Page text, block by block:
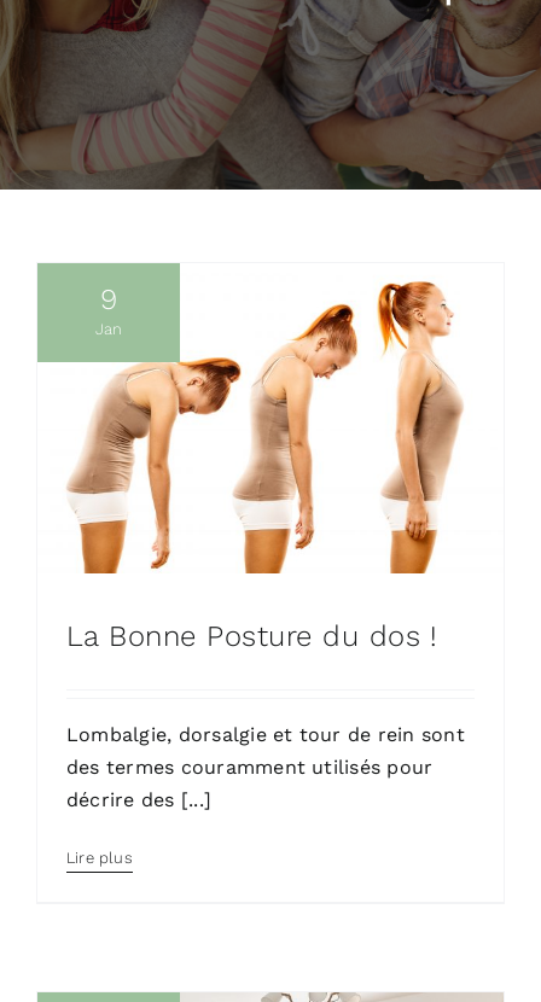
Blogue
Prendre Rendez-vous
9
Jan
La Bonne Posture du dos !
Lombalgie, dorsalgie et tour de rein sont
des termes couramment utilisés pour
décrire des [...]
Lire plus